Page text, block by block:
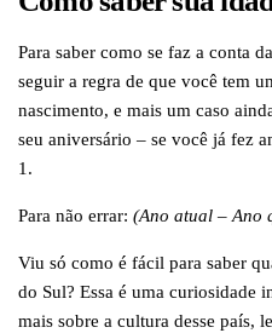
Para saber como se faz a conta
seguir a regra de que você tem
nascimento, e mais um caso
seu aniversário – se você já fez
1.
Para não errar: (Ano atual – Ano
Viu só como é fácil para saber
do Sul? Essa é uma curiosidade
mais sobre a cultura desse país,